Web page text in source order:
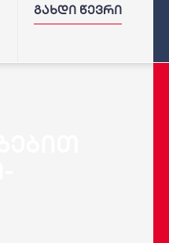
გახდი წევრი